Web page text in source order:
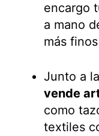
encargo
a mano
más
Junto a
vende
como
textiles